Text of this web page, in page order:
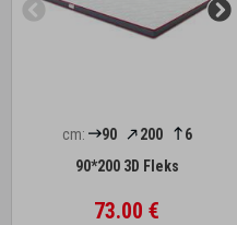
cm: 90 200
6
90*200 3D Fleks
73.00 €